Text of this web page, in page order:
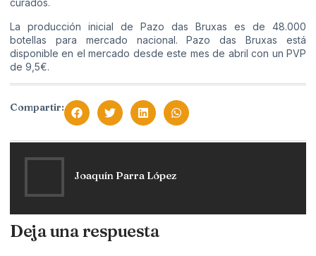
curados.
La producción inicial de Pazo das Bruxas es de 48.000
botellas para mercado nacional. Pazo das Bruxas está
disponible en el mercado desde este mes de abril con un PVP
de 9,5€.
Compartir:
Joaquín Parra López
Deja una respuesta